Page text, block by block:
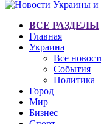
ВСЕ РАЗДЕЛЫ
Главная
Украина
Все
События
Политика
Город
Мир
Бизнес